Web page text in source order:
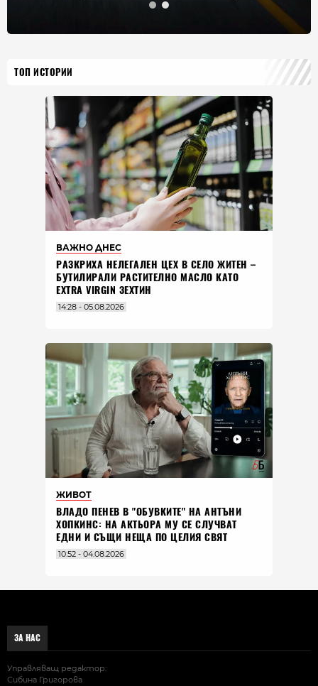
ТОП ИСТОРИИ
ВАЖНО ДНЕС
РАЗКРИХА НЕЛЕГАЛЕН ЦЕХ В СЕЛО ЖИТЕН –
БУТИЛИРАЛИ РАСТИТЕЛНО МАСЛО КАТО
EXTRA VIRGIN ЗЕХТИН
14:28 - 05.08.2026
ЖИВОТ
ВЛАДO ПЕНЕВ В "ОБУВКИТЕ" НА АНТЪНИ
ХОПКИНС: НА АКТЬОРА МУ СЕ СЛУЧВАТ
ЕДНИ И СЪЩИ НЕЩА ПО ЦЕЛИЯ СВЯТ
10:52 - 04.08.2026
ЗА НАС
Управляващ редактор:
Сибина Григорова